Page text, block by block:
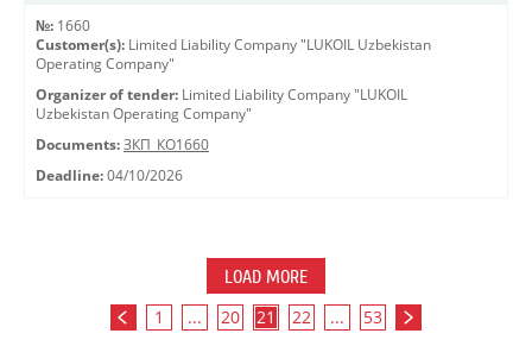
№: 1660
Customer(s): Limited Liability Company "LUKOIL Uzbekistan
Operating Company"
Organizer of tender: Limited Liability Company "LUKOIL
Uzbekistan Operating Company"
Documents: ЗКП_КО1660
Deadline: 04/10/2026
LOAD MORE
1 ... 20 21 22 ... 53